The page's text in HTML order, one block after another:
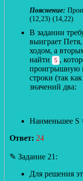
(12,23) (14,22)
В задании
выиграет
ходом, а
найти
S ,
проигрышную
строки (так
значений два:
Наименьшее S
Ответ: 24
✎ Задание 21:
Для решения